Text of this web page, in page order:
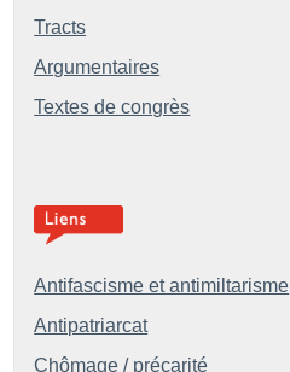
Tracts
Argumentaires
Textes de congrès
Antifascisme et antimiltarisme
Antipatriarcat
Chômage / précarité